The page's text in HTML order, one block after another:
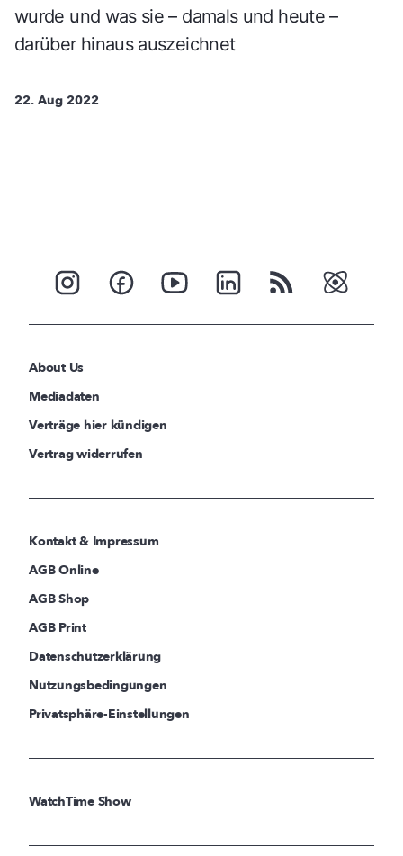
wurde und was sie – damals und heute –
darüber hinaus auszeichnet
22. Aug 2022
About Us
Mediadaten
Verträge hier kündigen
Vertrag widerrufen
Kontakt & Impressum
AGB Online
AGB Shop
AGB Print
Datenschutzerklärung
Nutzungsbedingungen
Privatsphäre-Einstellungen
WatchTime Show